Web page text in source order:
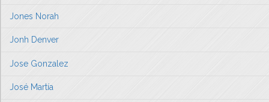
Jones Norah
Jonh Denver
Jose Gonzalez
José Martía